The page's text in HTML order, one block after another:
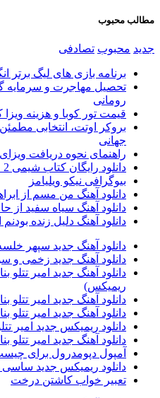
محبوب
محبوب تصادفی
برنامه بازی های لیگ برتر
تحصیل مهاجرت و سرمایه
رومانی
قیمت تور کوبا و هزینه ویزا
بروکر اوتت، انتخابی مطمئن
جهانی
راهنمای نحوه دریافت ویزای
دانلود رایگان کتاب شیمی 2 مبتکران pdf
بیوگرافی نیکو ویلیامز
دانلود آهنگ من مسم از
دانلود آهنگ سیاه سفید از
دانلود آهنگ دلیل زنده بودنم
دانلود آهنگ جدید سپهر
دانلود آهنگ جدید زخمی و
دانلود آهنگ جدید امیر
ریمیکس)
دانلود آهنگ جدید امیر تتلو
دانلود آهنگ جدید امیر تتلو
دانلود ریمیکس جدید امیر
دانلود آهنگ جدید امیر تتلو
آمپول دپومدرول برای
دانلود ریمیکس جدید ساسی
تعبیر خواب کاشتن درخت